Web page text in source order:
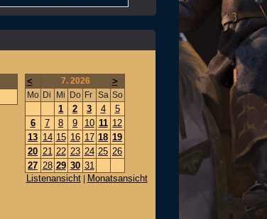
< 7. 2026 >
Mo Di Mi Do Fr Sa So
1 2 3 4
5
6
7 8 9 10 11 12
13 14 15 16 17 18 19
20 21 22 23 24 25 26
27 28 29 30 31
Listenansicht| Monatsansicht